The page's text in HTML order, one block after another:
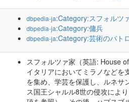
dbpedia-ja:Category:スフォルツ
dbpedia-ja:Category:傭兵
dbpedia-ja:Category:芸術のパト
スフォルツァ家（英語: House
イタリアにおいてミラノなどを
を集め、学芸を保護し、ルネサ
ス国王シャルル8世の侵攻によ